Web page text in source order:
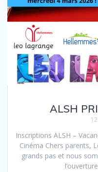
ALSH
Inscriptions ALSH –
Cinéma Chers parents,
grands pas et nous